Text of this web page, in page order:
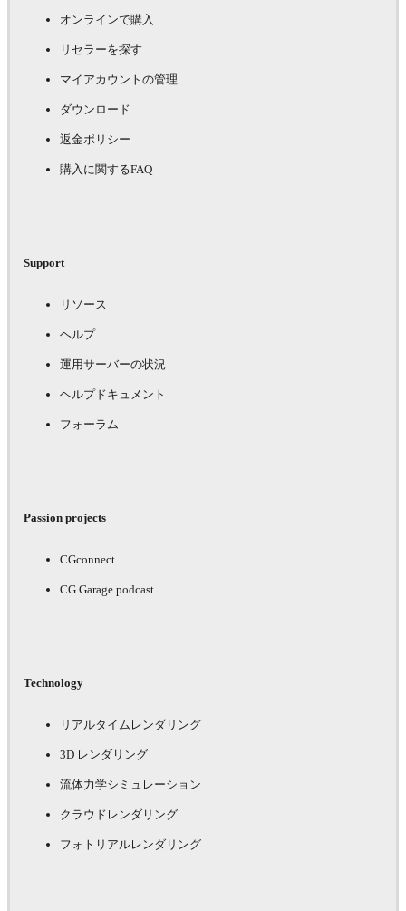
オンラインで購入
リセラーを探す
マイアカウントの管理
ダウンロード
返金ポリシー
購入に関するFAQ
Support
リソース
ヘルプ
運用サーバーの状況
ヘルプドキュメント
フォーラム
Passion projects
CGconnect
CG Garage podcast
Technology
リアルタイムレンダリング
3D レンダリング
流体力学シミュレーション
クラウドレンダリング
フォトリアルレンダリング